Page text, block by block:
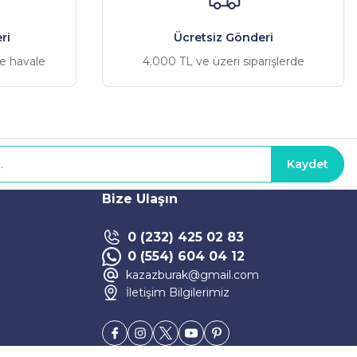
havale
Ücretsiz Gönderi
4.000 TL ve üzeri siparişlerde
Kaydet
Bize Ulaşın
0 (232) 425 02 83
0 (554) 604 04 12
kazazburak@gmail.com
İletişim Bilgilerimiz